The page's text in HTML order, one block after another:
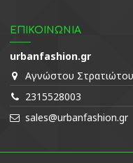
ΕΠΙΚΟΙΝΩΝΙΑ
urbanfashion.gr
Αγνώστου
2315528003
sales@urbanfashion.gr